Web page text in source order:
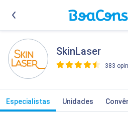
SkinLaser
383
Especialistas Unidades